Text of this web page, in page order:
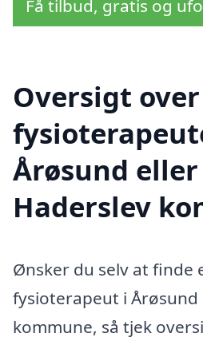
Få tilbud, gratis og
Oversigt over
Årøsund
Haderslev
Ønsker du selv at finde
fysioterapeut i Årøsund
kommune, så tjek